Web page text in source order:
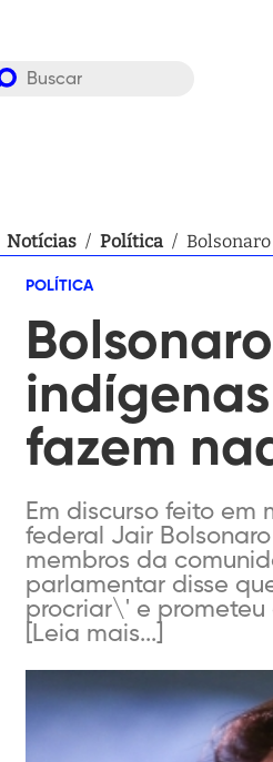
Notícias / Política /
POLÍTICA
fazem
Em discurso feito
federal Jair
membros da
parlamentar disse
procriar\' e prometeu
[Leia mais...]